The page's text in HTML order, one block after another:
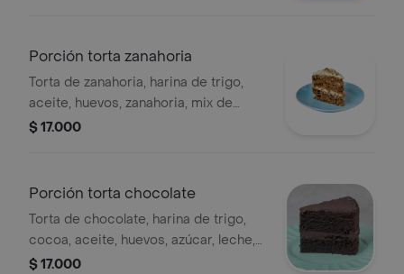
Porción torta zanahoria
Torta de zanahoria, harina de trigo,
aceite, huevos, zanahoria, mix de
nueces, azúcar. nuez moscada,
$ 17.000
Porción torta chocolate
Torta de chocolate, harina de trigo,
cocoa, aceite, huevos, azúcar, leche,
vainilla, crema de leche, cobertura de
$ 17.000